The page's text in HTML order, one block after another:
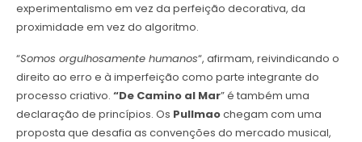
experimentalismo em vez da perfeição decorativa, da
proximidade em vez do algoritmo.
“Somos orgulhosamente humanos“, afirmam, reivindicando o
direito ao erro e à imperfeição como parte integrante do
processo criativo. “De Camino al Mar” é também uma
declaração de princípios. Os Pullmaochegam com uma
proposta que desafia as convenções do mercado musical,